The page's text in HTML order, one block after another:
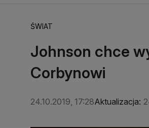
ŚWIAT
Johnson chce
Corbynowi
24.10.2019, 17:28Aktualizacja: